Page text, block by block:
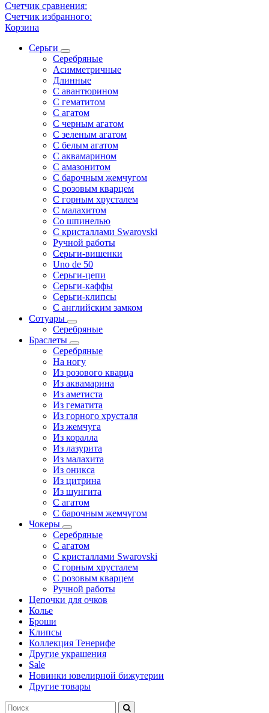
Счетчик сравнения:
Счетчик избранного:
Корзина
Серьги
Серебряные
Асимметричные
Длинные
С авантюрином
С гематитом
С агатом
С черным агатом
С зеленым агатом
С белым агатом
С аквамарином
С амазонитом
С барочным жемчугом
С розовым кварцем
С горным хрусталем
С малахитом
Со шпинелью
С кристаллами Swarovski
Ручной работы
Серьги-вишенки
Uno de 50
Серьги-цепи
Серьги-каффы
Серьги-клипсы
С английским замком
Сотуары
Серебряные
Браслеты
Серебряные
На ногу
Из розового кварца
Из аквамарина
Из аметиста
Из гематита
Из горного хрусталя
Из жемчуга
Из коралла
Из лазурита
Из малахита
Из оникса
Из цитрина
Из шунгита
С агатом
С барочным жемчугом
Чокеры
Серебряные
С агатом
С кристаллами Swarovski
С горным хрусталем
С розовым кварцем
Ручной работы
Цепочки для очков
Колье
Броши
Клипсы
Коллекция Тенерифе
Другие украшения
Sale
Новинки ювелирной бижутерии
Другие товары